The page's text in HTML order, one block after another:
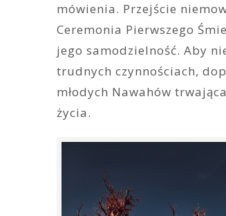
mówienia. Przejście
Ceremonia Pierwszego
jego samodzielność. Aby
trudnych czynnościach,
młodych Nawahów
życia.